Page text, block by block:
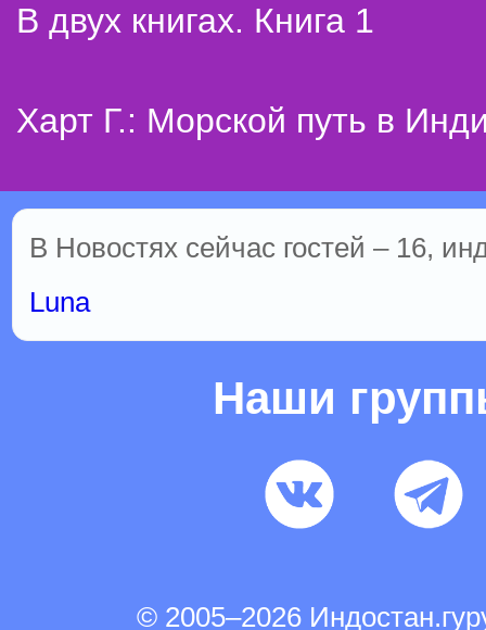
В двух книгах. Книга 1
Харт Г.: Морской путь в
В Новостях сейчас гостей – 16,
Luna
Наши
© 2005–2026